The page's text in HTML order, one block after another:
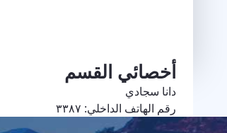
أخصائي القسم
دانا سجادي
رقم الهاتف الداخلي: ٣٣٨٧